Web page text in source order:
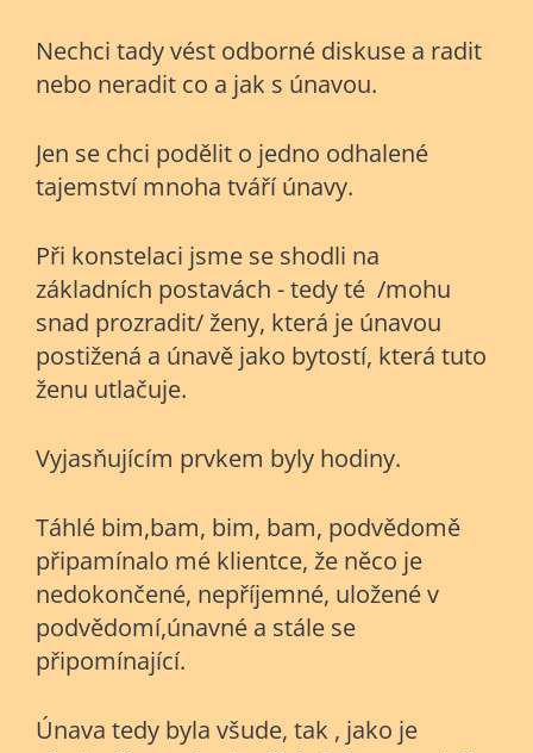
Nechci tady vést odborné diskuse a radit
nebo neradit co a jak s únavou.
Jen se chci podělit o jedno odhalené
tajemství mnoha tváří únavy.
Při konstelaci jsme se shodli na
základních postavách - tedy té /mohu
snad prozradit/ ženy, která je únavou
postižená a únavě jako bytostí, která tuto
ženu utlačuje.
Vyjasňujícím prvkem byly hodiny.
Táhlé bim,bam, bim, bam, podvědomě
připamínalo mé klientce, že něco je
nedokončené, nepříjemné, uložené v
podvědomí,únavné a stále se
připomínající.
Únava tedy byla všude, tak , jako je